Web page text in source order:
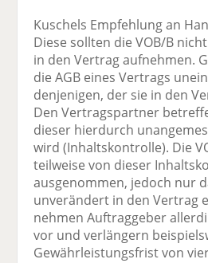
Kuschels Empfehlung an
Diese sollten die VOB/B
in den Vertrag aufnehmen.
die AGB eines Vertrags
denjenigen, der sie in den
Den Vertragspartner
dieser hierdurch
wird (Inhaltskontrolle). Die
teilweise von dieser
ausgenommen, jedoch nur
unverändert in den Vertrag
nehmen Auftraggeber
vor und verlängern
Gewährleistungsfrist von